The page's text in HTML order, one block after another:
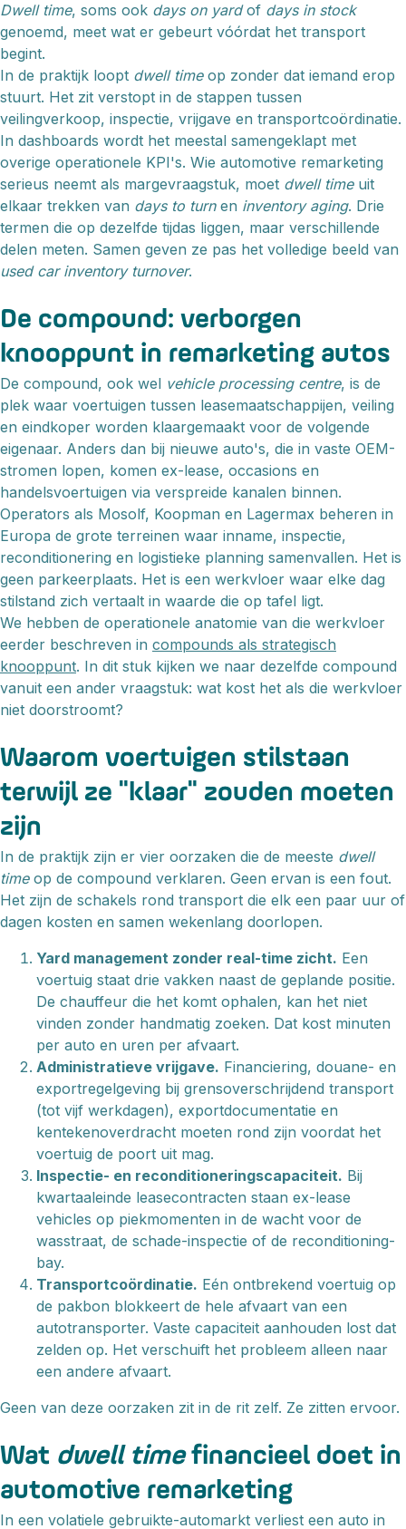
Dwell time, soms ook days on yardof days in stock
genoemd, meet wat er gebeurt vóórdat het transport
begint.
In de praktijk loopt dwell timeop zonder dat iemand erop
stuurt. Het zit verstopt in de stappen tussen
veilingverkoop, inspectie, vrijgave en transportcoördinatie.
In dashboards wordt het meestal samengeklapt met
overige operationele KPI's. Wie automotive remarketing
serieus neemt als margevraagstuk, moet dwell timeuit
elkaar trekken van days to turnen inventory aging. Drie
termen die op dezelfde tijdas liggen, maar verschillende
delen meten. Samen geven ze pas het volledige beeld van
used car inventory turnover.
De compound: verborgen
knooppunt in remarketing autos
De compound, ook wel vehicle processing centre, is de
plek waar voertuigen tussen leasemaatschappijen, veiling
en eindkoper worden klaargemaakt voor de volgende
eigenaar. Anders dan bij nieuwe auto's, die in vaste OEM-
stromen lopen, komen ex-lease, occasions en
handelsvoertuigen via verspreide kanalen binnen.
Operators als Mosolf, Koopman en Lagermax beheren in
Europa de grote terreinen waar inname, inspectie,
reconditionering en logistieke planning samenvallen. Het is
geen parkeerplaats. Het is een werkvloer waar elke dag
stilstand zich vertaalt in waarde die op tafel ligt.
We hebben de operationele anatomie van die werkvloer
eerder beschreven in compounds als strategisch
knooppunt. In dit stuk kijken we naar dezelfde compound
vanuit een ander vraagstuk: wat kost het als die werkvloer
niet doorstroomt?
Waarom voertuigen stilstaan
terwijl ze "klaar" zouden moeten
zijn
In de praktijk zijn er vier oorzaken die de meeste dwell
timeop de compound verklaren. Geen ervan is een fout.
Het zijn de schakels rond transport die elk een paar uur of
dagen kosten en samen wekenlang doorlopen.
Yard management zonder real-time zicht. Een
voertuig staat drie vakken naast de geplande positie.
De chauffeur die het komt ophalen, kan het niet
vinden zonder handmatig zoeken. Dat kost minuten
per auto en uren per afvaart.
Administratieve vrijgave. Financiering, douane- en
exportregelgeving bij grensoverschrijdend transport
(tot vijf werkdagen), exportdocumentatie en
kentekenoverdracht moeten rond zijn voordat het
voertuig de poort uit mag.
Inspectie- en reconditioneringscapaciteit. Bij
kwartaaleinde leasecontracten staan ex-lease
vehicles op piekmomenten in de wacht voor de
wasstraat, de schade-inspectie of de reconditioning-
bay.
Transportcoördinatie. Eén ontbrekend voertuig op
de pakbon blokkeert de hele afvaart van een
autotransporter. Vaste capaciteit aanhouden lost dat
zelden op. Het verschuift het probleem alleen naar
een andere afvaart.
Geen van deze oorzaken zit in de rit zelf. Ze zitten ervoor.
Wat dwell timefinancieel doet in
automotive remarketing
In een volatiele gebruikte-automarkt verliest een auto in